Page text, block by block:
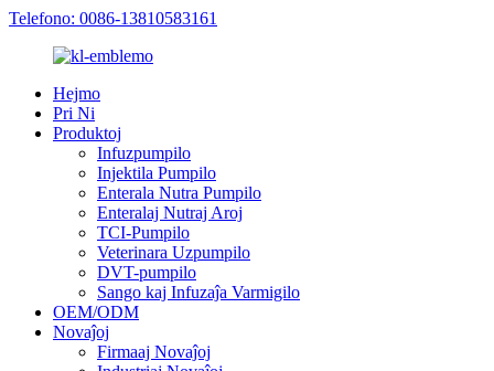
Telefono: 0086-13810583161
Hejmo
Pri Ni
Produktoj
Infuzpumpilo
Injektila Pumpilo
Enterala Nutra Pumpilo
Enteralaj Nutraj Aroj
TCI-Pumpilo
Veterinara Uzpumpilo
DVT-pumpilo
Sango kaj Infuzaĵa Varmigilo
OEM/ODM
Novaĵoj
Firmaaj Novaĵoj